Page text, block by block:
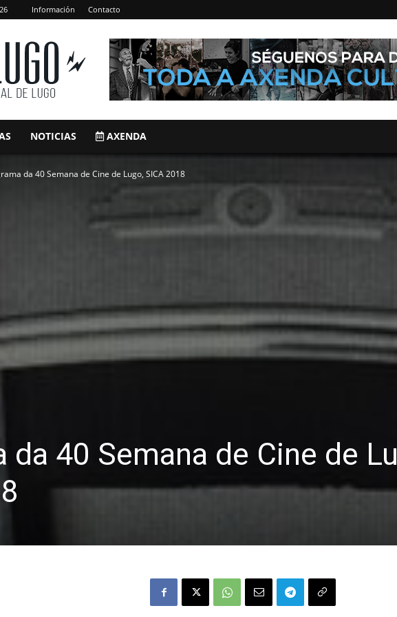
Información Contacto
NOTICIAS AXENDA
da 40 Semana de Cine de Lugo, SICA 2018
da 40 Semana de Cine de